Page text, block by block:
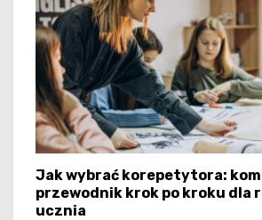
Jak wybrać korepetytora:
przewodnik krok po kroku dla
ucznia